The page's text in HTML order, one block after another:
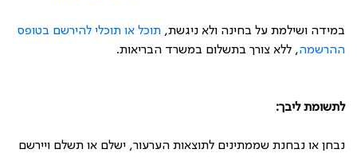
במידה ושילמת על בחינה ולא ניגשת, תוכל או תוכלי להירשם בטופס
ההרשמה, ללא צורך בתשלום במשרד הבריאות.
לתשומת ליבך:
נבחן או נבחנת שממתינים לתוצאות הערעור, ישלם או תשלם ויירשם